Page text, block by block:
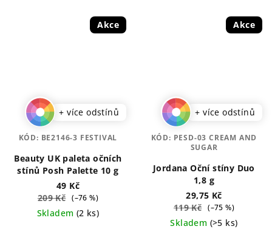
Akce
+ více odstínů
Beauty UK paleta očních
stínů Posh Palette 10 g
49 Kč
209 Kč (–76 %)
Skladem (2 ks)
KÓD: BE2146-3 FESTIVAL
Akce
+ více odstínů
Jordana Oční stíny Duo
1,8 g
29,75 Kč
119 Kč (–75 %)
Skladem (>5 ks)
KÓD: PESD-03 CREAM AND
SUGAR